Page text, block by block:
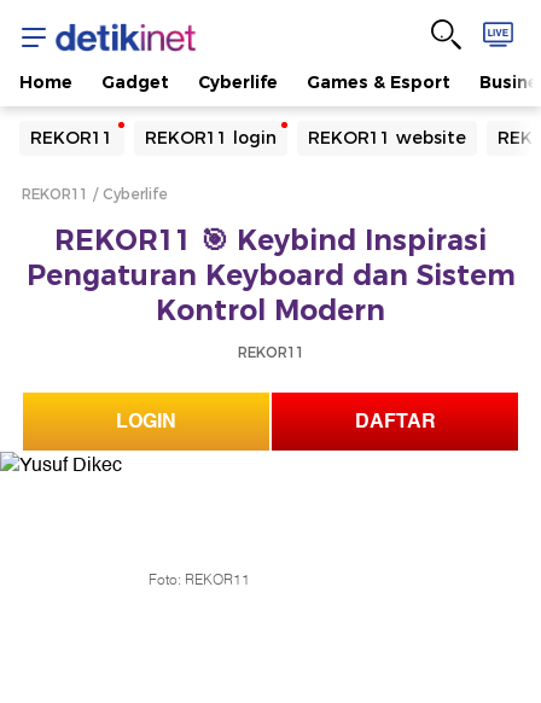
Home Gadget Cyberlife Games & Esport
REKOR11 REKOR11 login REKOR11 website
Yang sedang ramai dicari
Loading...
Loading...
REKOR11 Cyberlife
REKOR11 🎯 Keybind Inspirasi
Pengaturan Keyboard dan Sistem
Kontrol Modern
REKOR11
LOGIN DAFTAR
Foto: REKOR11